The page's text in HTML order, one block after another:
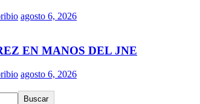
agosto 6, 2026
EN MANOS DEL JNE
agosto 6, 2026
Buscar